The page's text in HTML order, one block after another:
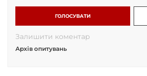
ГОЛОСУВАТИ
Залишити коментар
Архів опитувань